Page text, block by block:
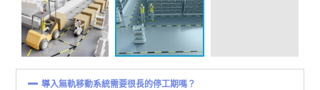
導入無軌移動系統需要很長的停工期嗎？